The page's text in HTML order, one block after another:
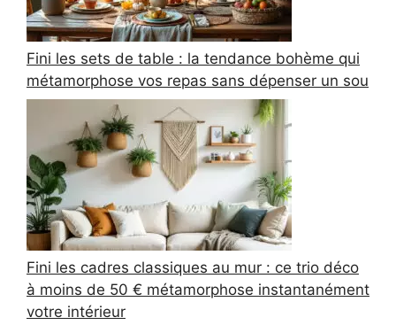
Fini les sets de table : la tendance bohème qui
métamorphose vos repas sans dépenser un sou
Fini les cadres classiques au mur : ce trio déco
à moins de 50 € métamorphose instantanément
votre intérieur